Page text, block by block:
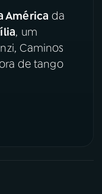
América da
, um
Caminos
de tango